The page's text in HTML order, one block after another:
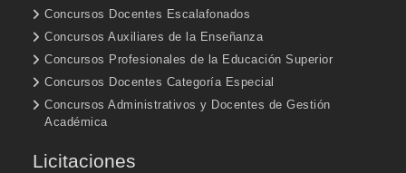
Concursos Docentes Escalafonados
Concursos Auxiliares de la Enseñanza
Concursos Profesionales de la Educación Superior
Concursos Docentes Categoría Especial
Concursos Administrativos y Docentes de Gestión
Académica
Licitaciones